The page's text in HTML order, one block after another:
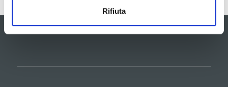
Rifiuta